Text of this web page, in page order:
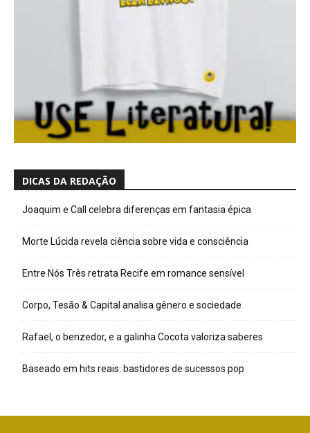
DICAS DA REDAÇÃO
Joaquim e Call celebra diferenças em fantasia épica
Morte Lúcida revela ciência sobre vida e consciência
Entre Nós Três retrata Recife em romance sensível
Corpo, Tesão & Capital analisa gênero e sociedade
Rafael, o benzedor, e a galinha Cocota valoriza saberes
Baseado em hits reais: bastidores de sucessos pop